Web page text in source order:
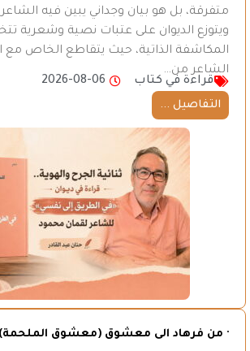
متفرقة، بل هو بيان وجداني يبين فيه الشاعر
ويتوزع الديوان على عتبات نصية وشعرية
المكاشفة الذاتية، حيث يتقاطع الخاص مع
الشاعر من…
قراءة في كتاب
2026-08-06
التفاصيل ...
· من فرهاد الى معشوق (معشوق الملحمة)